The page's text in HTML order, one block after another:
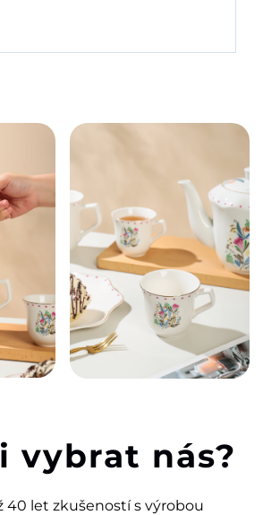
vybrat nás?
40 let zkušeností s výrobou